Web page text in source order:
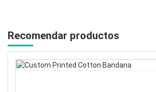
Recomendar productos